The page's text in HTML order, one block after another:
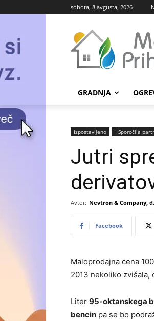
sobota, 8 avgusta, 2026
GRADNJA
Izpostavljeno Ι Sporočila
Jutri
Avtor: Nevtron & Company,
Facebook
Maloprodajna cena
2013 nekoliko zvišala,
Liter 95-oktanskega
bencin pa se bo